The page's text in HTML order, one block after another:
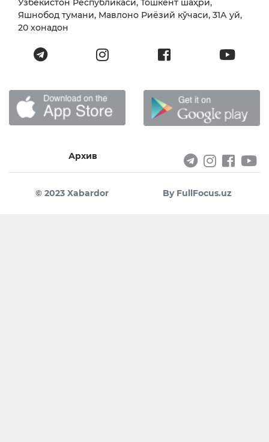
Ўзбекистон Республикаси, Тошкент шаҳри,
Яшнобод тумани, Мавлоно Риёзий кўчаси, 31А уй,
20 хонадон
Архив
© 2023 Xabardor By FullFocus.uz